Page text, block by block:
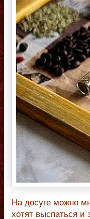
На досуге можно
хотят выспаться и